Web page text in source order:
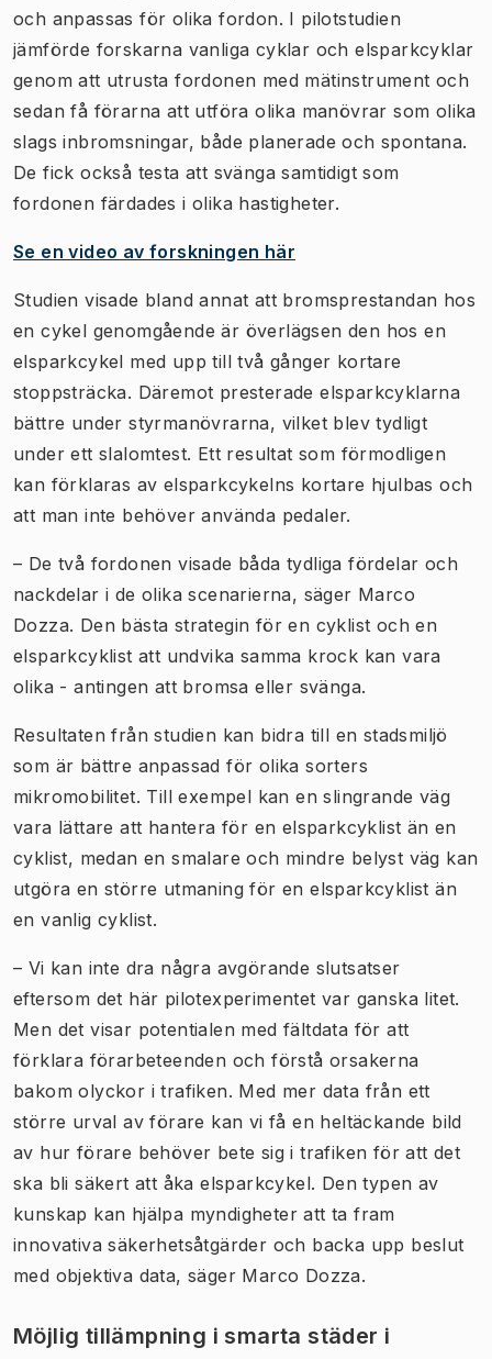
och anpassas för olika fordon. I pilotstudien
jämförde forskarna vanliga cyklar och elsparkcyklar
genom att utrusta fordonen med mätinstrument och
sedan få förarna att utföra olika manövrar som olika
slags inbromsningar, både planerade och spontana.
De fick också testa att svänga samtidigt som
fordonen färdades i olika hastigheter.
Se en video av forskningen här​
Studien visade bland annat att bromsprestandan hos
en cykel genomgående är överlägsen den hos en
elsparkcykel med upp till två gånger kortare
stoppsträcka. Däremot presterade elsparkcyklarna
bättre under styrmanövrarna, vilket blev tydligt
under ett slalomtest. Ett resultat som förmodligen
kan förklaras av elsparkcykelns kortare hjulbas och
att man inte behöver använda pedaler.
– De två fordonen visade båda tydliga fördelar och
nackdelar i de olika scenarierna, säger Marco
Dozza. Den bästa strategin för en cyklist och en
elsparkcyklist att undvika samma krock kan vara
olika - antingen att bromsa eller svänga.
Resultaten från studien kan bidra till en stadsmiljö
som är bättre anpassad för olika sorters
mikromobilitet. Till exempel kan en slingrande väg
vara lättare att hantera för en elsparkcyklist än en
cyklist, medan en smalare och mindre belyst väg kan
utgöra en större utmaning för en elsparkcyklist än
en vanlig cyklist.
– Vi kan inte dra några avgörande slutsatser
eftersom det här pilotexperimentet var ganska litet.
Men det visar potentialen med fältdata för att
förklara förarbeteenden och förstå orsakerna
bakom olyckor i trafiken. Med mer data från ett
större urval av förare kan vi få en heltäckande bild
av hur förare behöver bete sig i trafiken för att det
ska bli säkert att åka elsparkcykel. Den typen av
kunskap kan hjälpa myndigheter att ta fram
innovativa säkerhetsåtgärder och backa upp beslut
med objektiva data, säger Marco Dozza.
Möjlig tillämpning i smarta städer i